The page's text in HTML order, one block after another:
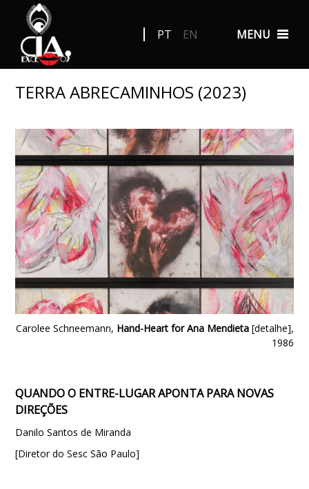
MENU
PT EN
TERRA ABRECAMINHOS (2023)
Carolee Schneemann, Hand-Heart for Ana Mendieta[detalhe],
1986
QUANDO O ENTRE-LUGAR APONTA PARA NOVAS
DIREÇÕES
Danilo Santos de Miranda
[Diretor do Sesc São Paulo]